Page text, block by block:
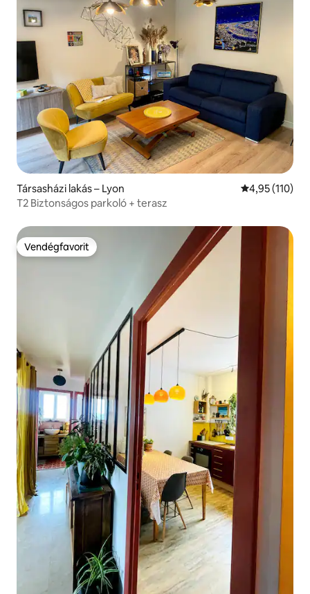
Társasházi lakás – Lyon Átlagos
4,95 (110)
T2 Biztonságos parkoló + terasz
Vendégfavorit
Vendégfavorit